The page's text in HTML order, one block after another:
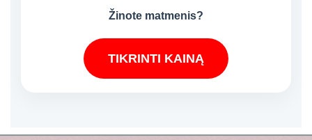
Žinote matmenis?
TIKRINTI KAINĄ